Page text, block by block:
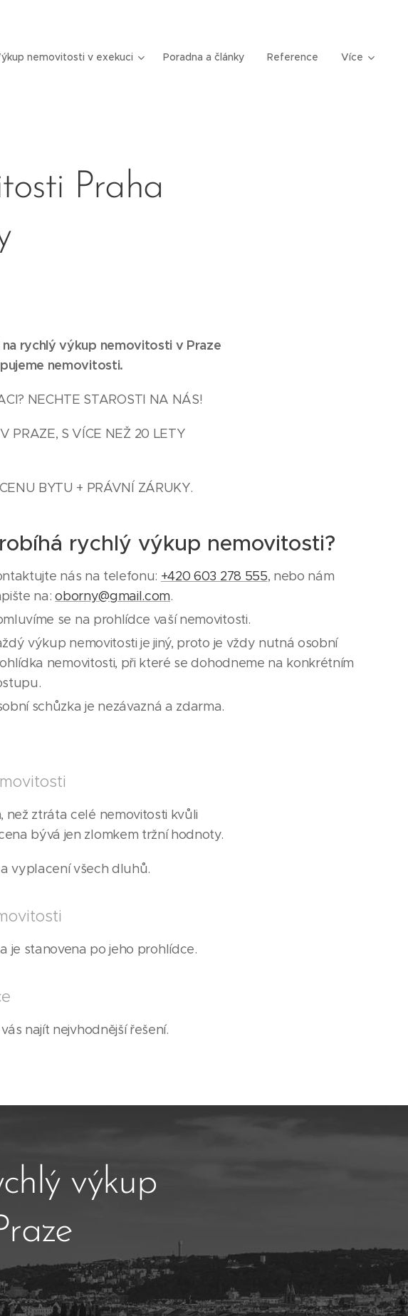
nemovitosti v exekuci Poradna a články Reference Více
Praha
rychlý výkup nemovitosti v Praze
nemovitosti.
NECHTE STAROSTI NA NÁS!
PRAZE, S VÍCE NEŽ 20 LETY
BYTU + PRÁVNÍ ZÁRUKY.
rychlý výkup nemovitosti?
nás na telefonu: +420 603 278 555, nebo nám
na:oborny@gmail.com.
se na prohlídce vaší nemovitosti.
výkup nemovitosti je jiný, proto je vždy nutná osobní
nemovitosti, při které se dohodneme na konkrétním
schůzka je nezávazná a zdarma.
než ztráta celé nemovitosti kvůli
bývá jen zlomkem tržní hodnoty.
vyplacení všech dluhů.
je stanovena po jeho prohlídce.
najít nejvhodnější řešení.
výkup